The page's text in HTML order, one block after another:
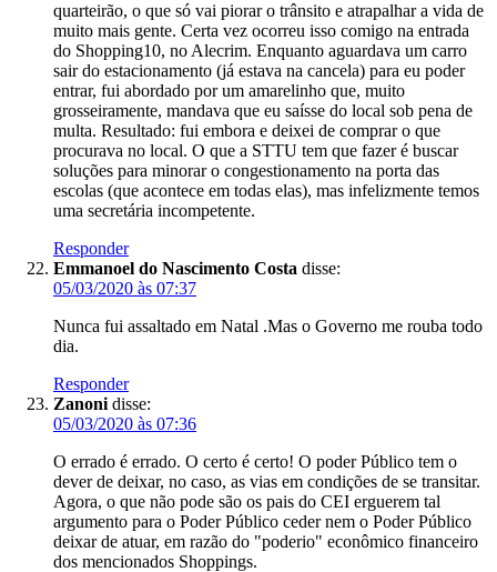
quarteirão, o que só vai piorar o trânsito e atrapalhar a vida de
muito mais gente. Certa vez ocorreu isso comigo na entrada
do Shopping10, no Alecrim. Enquanto aguardava um carro
sair do estacionamento (já estava na cancela) para eu poder
entrar, fui abordado por um amarelinho que, muito
grosseiramente, mandava que eu saísse do local sob pena de
multa. Resultado: fui embora e deixei de comprar o que
procurava no local. O que a STTU tem que fazer é buscar
soluções para minorar o congestionamento na porta das
escolas (que acontece em todas elas), mas infelizmente temos
uma secretária incompetente.
Responder
Emmanoel do Nascimento Costa disse:
05/03/2020 às 07:37
Nunca fui assaltado em Natal .Mas o Governo me rouba todo
dia.
Responder
Zanoni disse:
05/03/2020 às 07:36
O errado é errado. O certo é certo! O poder Público tem o
dever de deixar, no caso, as vias em condições de se transitar.
Agora, o que não pode são os pais do CEI erguerem tal
argumento para o Poder Público ceder nem o Poder Público
deixar de atuar, em razão do "poderio" econômico financeiro
dos mencionados Shoppings.